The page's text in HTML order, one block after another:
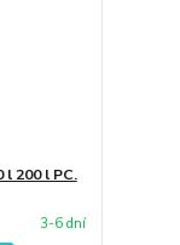
200 l PC.
3-6 dní